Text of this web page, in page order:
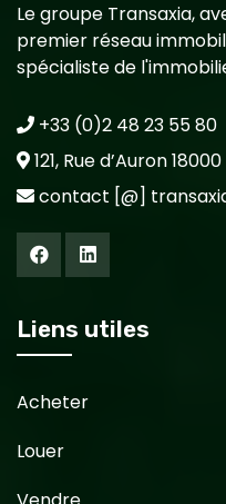
Le groupe Transaxia,
premier réseau
spécialiste de
+33 (0)2 48 23 55 80
121, Rue d’Auron
contact [@]
Liens utiles
Acheter
Louer